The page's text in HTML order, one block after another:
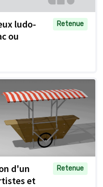
ludo-
ou
Retenue
d'un
et
Retenue